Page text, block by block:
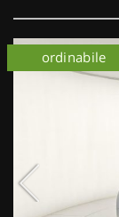
ordinabile